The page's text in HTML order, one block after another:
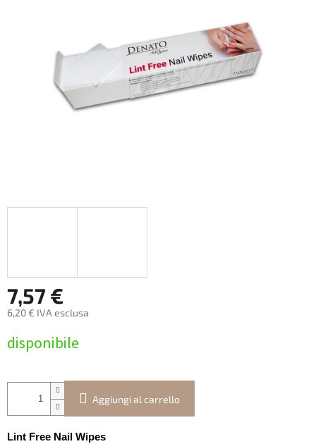
7,57 €
6,20 € IVA esclusa
della
disponibile
Aggiungi al carrello
Lint Free Nail Wipes